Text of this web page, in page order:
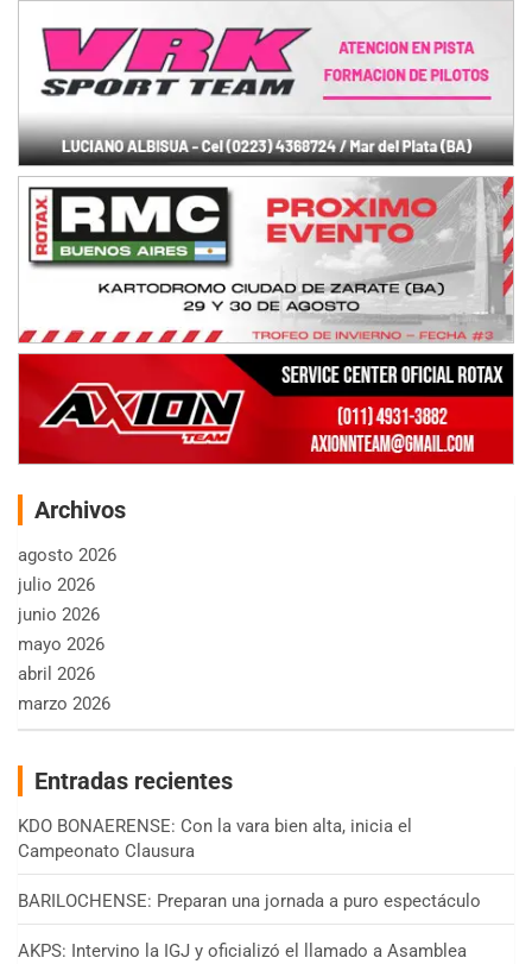
Archivos
agosto 2026
julio 2026
junio 2026
mayo 2026
abril 2026
marzo 2026
Entradas recientes
KDO BONAERENSE: Con la vara bien alta, inicia el
Campeonato Clausura
BARILOCHENSE: Preparan una jornada a puro espectáculo
AKPS: Intervino la IGJ y oficializó el llamado a Asamblea